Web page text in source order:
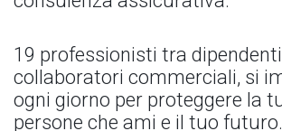
19 professionisti tra
collaboratori commerciali, si
ogni giorno per proteggere la
persone che ami e il tuo futuro.